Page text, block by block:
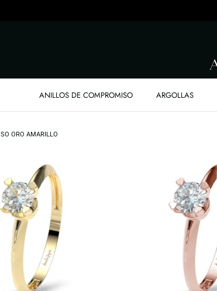
ANILLOS DE COMPROMISO ARGOLLAS
ORO AMARILLO